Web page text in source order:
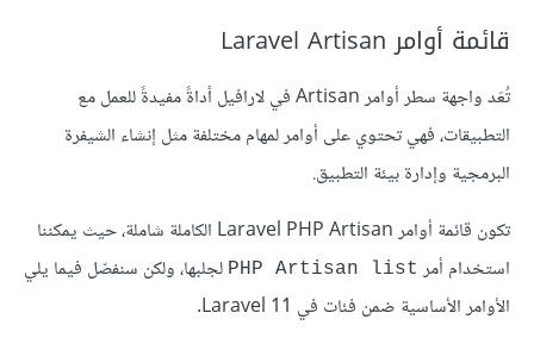
قائمة أوامر Laravel Artisan
تُعَد واجهة سطر أوامر Artisan في لارافيل أداةً مفيدةً للعمل مع
التطبيقات، فهي تحتوي على أوامر لمهام مختلفة مثل إنشاء الشيفرة
البرمجية وإدارة بيئة التطبيق.
تكون قائمة أوامر Laravel PHP Artisan الكاملة شاملة، حيث يمكننا
استخدام أمر PHP Artisan list لجلبها، ولكن سنفصّل فيما يلي
الأوامر الأساسية ضمن فئات في Laravel 11.